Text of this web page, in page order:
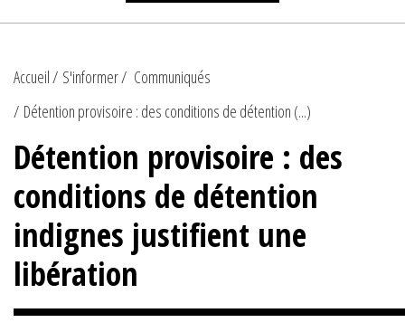
Accueil S'informer
Communiqués
Détention provisoire : des conditions de détention (...)
Détention provisoire : des
conditions de détention
indignes justifient une
libération